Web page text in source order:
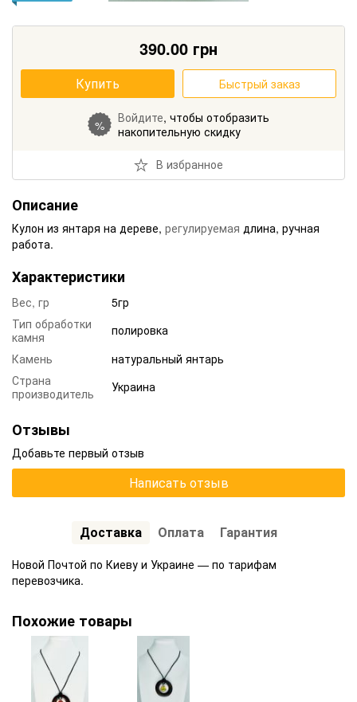
390.00 грн
Купить Быстрый заказ
% Войдите, чтобы отобразить
накопительную скидку
В избранное
Описание
Кулон из янтаря на дереве, регулируемая длина, ручная
работа.
Характеристики
Вес, гр
5гр
Тип обработки
камня
полировка
Камень
натуральный янтарь
Страна
производитель
Украина
Отзывы
Добавьте первый отзыв
Написать отзыв
Доставка Оплата Гарантия
Новой Почтой по Киеву и Украине — по тарифам
перевозчика.
Похожие товары